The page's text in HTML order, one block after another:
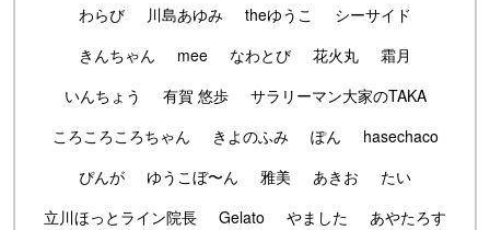
わらび
川島あゆみ theゆうこ
シーサイド
きんちゃん
mee なわとび 花火丸
霜月
いんちょう
有賀 悠歩
サラリーマン大家のTAKA
ころころころちゃん
きよのふみ ぽん
hasechaco
ぴんが
ゆうこぼ〜ん 雅美 あきお
たい
立川ほっとライン院長
Gelato やました
あやたろす